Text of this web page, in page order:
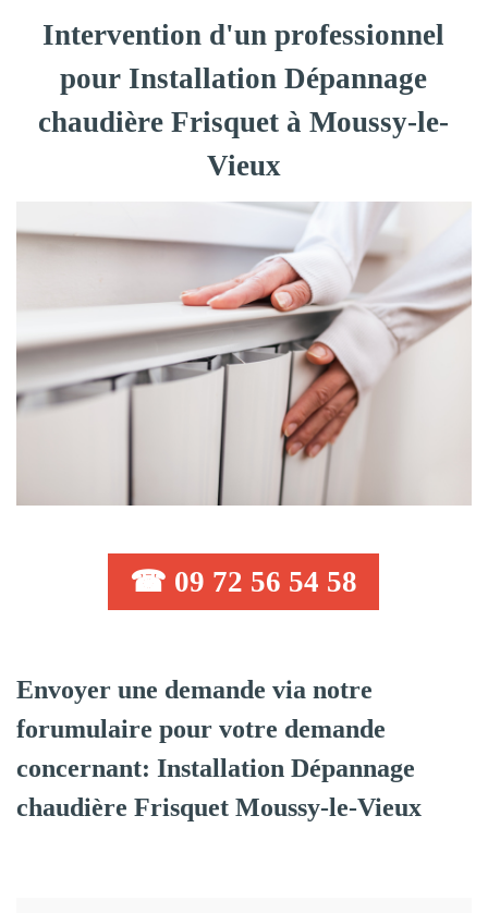
Intervention d'un professionnel
pour Installation Dépannage
chaudière Frisquet à Moussy-le-
Vieux
☎ 09 72 56 54 58
Envoyer une demande via notre
forumulaire pour votre demande
concernant: Installation Dépannage
chaudière Frisquet Moussy-le-Vieux